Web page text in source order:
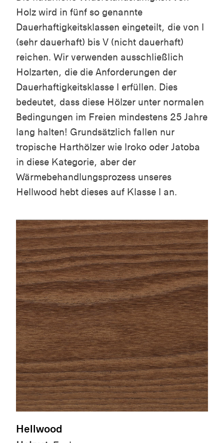
Holz wird in fünf so genannte
Dauerhaftigkeitsklassen eingeteilt, die von I
(sehr dauerhaft) bis V (nicht dauerhaft)
reichen. Wir verwenden ausschließlich
Holzarten, die die Anforderungen der
Dauerhaftigkeitsklasse I erfüllen. Dies
bedeutet, dass diese Hölzer unter normalen
Bedingungen im Freien mindestens 25 Jahre
lang halten! Grundsätzlich fallen nur
tropische Harthölzer wie Iroko oder Jatoba
in diese Kategorie, aber der
Wärmebehandlungsprozess unseres
Hellwood hebt dieses auf Klasse I an.
Hellwood